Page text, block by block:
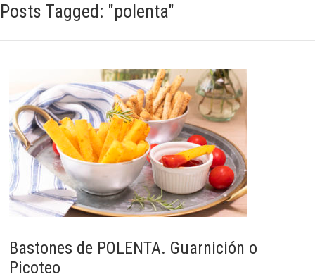
Posts Tagged: "polenta"
Bastones de POLENTA. Guarnición o
Picoteo